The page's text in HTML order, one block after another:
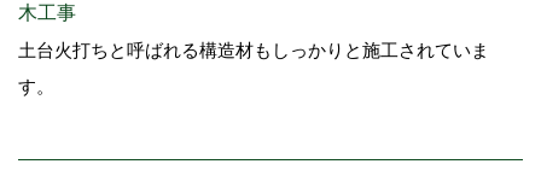
木工事
土台火打ちと呼ばれる構造材もしっかりと施工されていま
す。